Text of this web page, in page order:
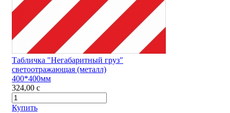
Табличка "Негабаритный груз"
светоотражающая (металл)
400*400мм
324,00 c
Купить